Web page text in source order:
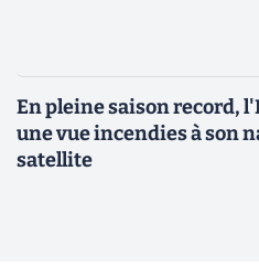
En pleine saison record,
une vue incendies à son
satellite